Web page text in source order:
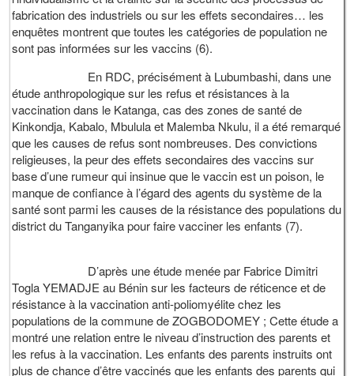
fabrication des industriels ou sur les effets secondaires… les
enquêtes montrent que toutes les catégories de population ne
sont pas informées sur les vaccins (6).
En RDC, précisément à Lubumbashi, dans une
étude anthropologique sur les refus et résistances à la
vaccination dans le Katanga, cas des zones de santé de
Kinkondja, Kabalo, Mbulula et Malemba Nkulu, il a été remarqué
que les causes de refus sont nombreuses. Des convictions
religieuses, la peur des effets secondaires des vaccins sur
base d’une rumeur qui insinue que le vaccin est un poison, le
manque de confiance à l’égard des agents du système de la
santé sont parmi les causes de la résistance des populations du
district du Tanganyika pour faire vacciner les enfants (7).
D’après une étude menée par Fabrice Dimitri
Togla YEMADJE au Bénin sur les facteurs de réticence et de
résistance à la vaccination anti-poliomyélite chez les
populations de la commune de ZOGBODOMEY ; Cette étude a
montré une relation entre le niveau d’instruction des parents et
les refus à la vaccination. Les enfants des parents instruits ont
plus de chance d’être vaccinés que les enfants des parents qui